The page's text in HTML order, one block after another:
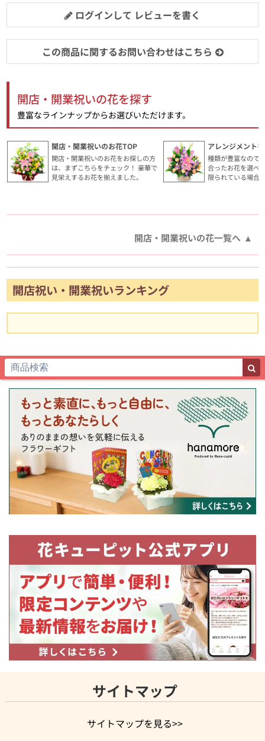
ログインして レビューを書く
この商品に関するお問い合わせはこちら
開店・開業祝いの花を探す
豊富なラインナップからお選びいただけます。
開店・開業祝いのお花TOP
開店・開業祝いのお花をお探しの方
は、まずこちらをチェック！ 豪華で
見栄えするお花を揃えました。
アレンジメント
種類が豊富なので
合ったお花を選べ
限られている場合
開店・開業祝いの花一覧へ
開店祝い・開業祝いランキング
サイトマップ
サイトマップを見る>>